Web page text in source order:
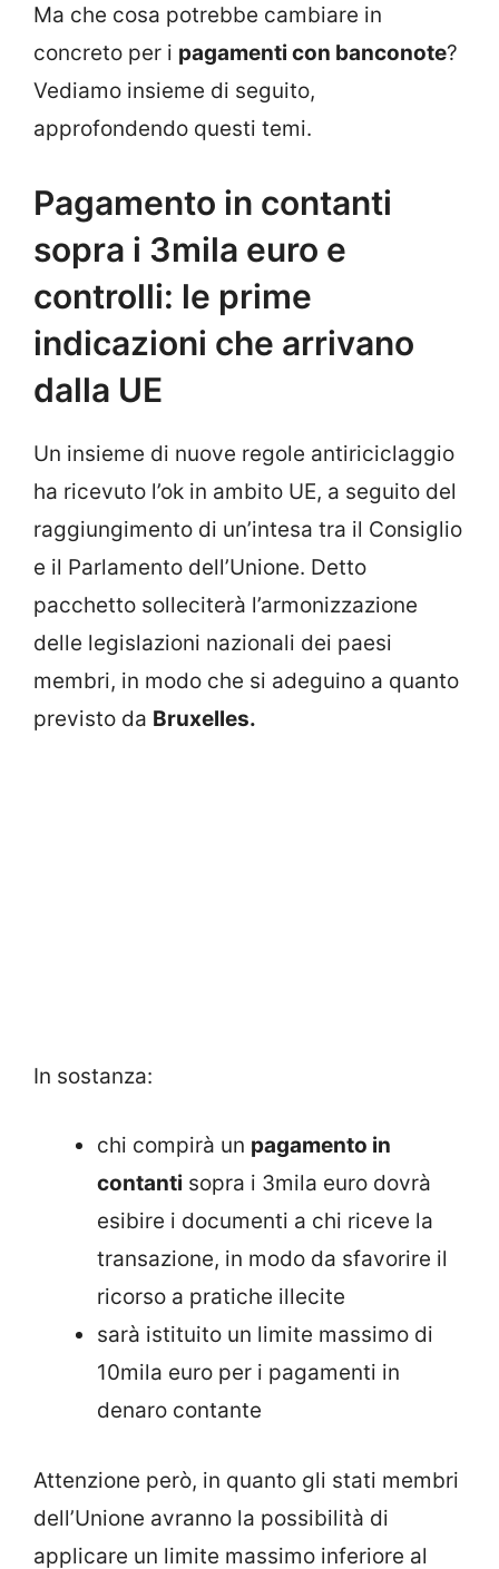
Ma che cosa potrebbe cambiare in
concreto per i pagamenti con banconote?
Vediamo insieme di seguito,
approfondendo questi temi.
Pagamento in contanti
sopra i 3mila euro e
controlli: le prime
indicazioni che arrivano
dalla UE
Un insieme di nuove regole antiriciclaggio
ha ricevuto l’ok in ambito UE, a seguito del
raggiungimento di un’intesa tra il Consiglio
e il Parlamento dell’Unione. Detto
pacchetto solleciterà l’armonizzazione
delle legislazioni nazionali dei paesi
membri, in modo che si adeguino a quanto
previsto da Bruxelles.
In sostanza:
chi compirà un pagamento in
contanti sopra i 3mila euro dovrà
esibire i documenti a chi riceve la
transazione, in modo da sfavorire il
ricorso a pratiche illecite
sarà istituito un limite massimo di
10mila euro per i pagamenti in
denaro contante
Attenzione però, in quanto gli stati membri
dell’Unione avranno la possibilità di
applicare un limite massimo inferiore al